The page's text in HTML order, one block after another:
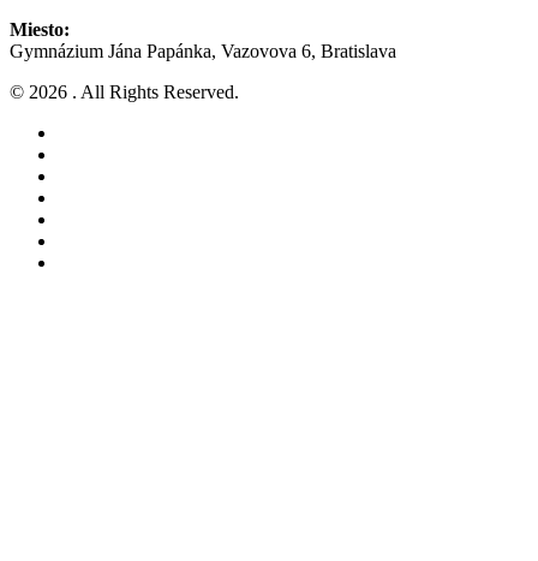
Miesto:
Gymnázium Jána Papánka, Vazovova 6, Bratislava
© 2026 . All Rights Reserved.